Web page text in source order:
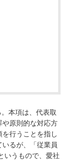
本項は、代表取
や原則的な対応方
行うことを指し
るが、「従業員
いうもので、愛社